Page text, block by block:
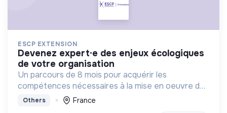
ESCP EXTENSION
devenez expert·e des enjeux écologiques
de votre organisation
Un parcours de 8 mois pour acquérir les
compétences nécessaires à la mise en oeuvre de
la transition écologique et environnementale au
Others France